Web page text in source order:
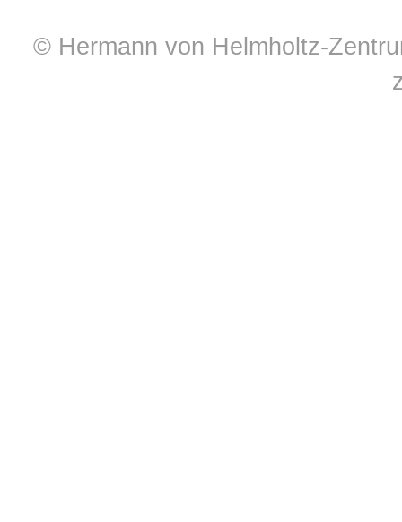
© Hermann von Helmholtz-